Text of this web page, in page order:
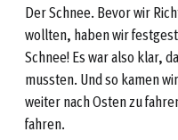
Der Schnee. Bevor wir
wollten, haben wir
Schnee! Es war also klar,
mussten. Und so kamen
weiter nach Osten zu
fahren.